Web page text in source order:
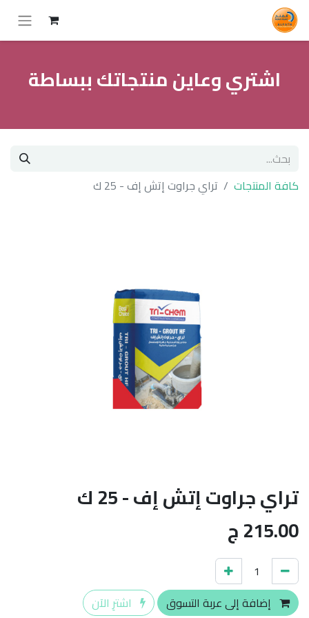
اشتري وعاين منتجاتك ببساطة
كافة المنتجات تراي جراوت إتش إف - 25 ك
تراي جراوت إتش إف - 25 ك
215.00ج
إضافة إلى عربة التسوق اشترِ الآن